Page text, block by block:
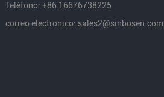
Teléfono: +86 16676738225
correo electronico: sales2@sinbosen.com